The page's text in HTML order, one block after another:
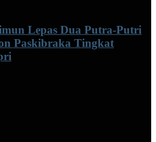
Lepas Dua Putra-Putri
Paskibraka Tingkat